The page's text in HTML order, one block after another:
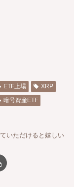
ETF上場
XRP
暗号資産ETF
いただけると嬉しい